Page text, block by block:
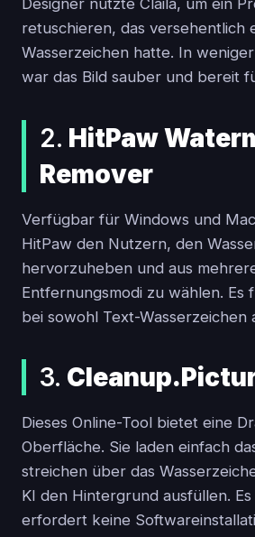
Designer nutzte Claila, um ein
retuschieren, das versehentlich
Wasserzeichen hatte. In
war das Bild sauber und bereit
2. HitPaw
Remover
Verfügbar für Windows und
HitPaw den Nutzern, den
hervorzuheben und aus
Entfernungsmodi zu wählen. Es
bei sowohl Text-Wasserzeichen
3.
Dieses Online-Tool bietet eine
Oberfläche. Sie laden einfach
streichen über das
KI den Hintergrund ausfüllen.
erfordert keine